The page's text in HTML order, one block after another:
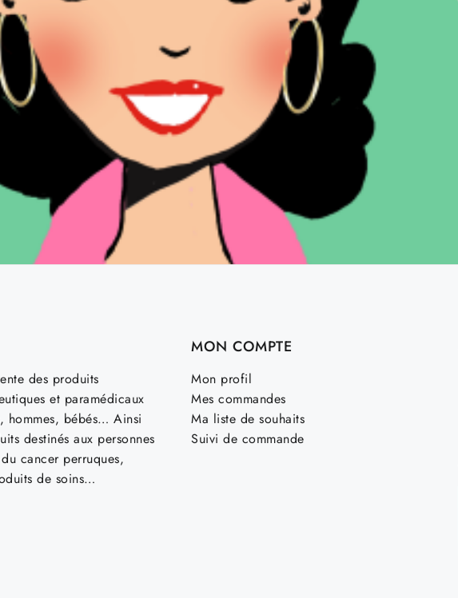
des produits
et paramédicaux
hommes, bébés… Ainsi
destinés aux personnes
cancer perruques,
de soins…
MON COMPTE
Mon profil
Mes commandes
Ma liste de souhaits
Suivi de commande